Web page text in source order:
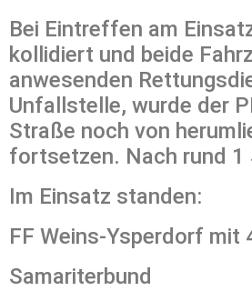
Bei Eintreffen am
kollidiert und beide
anwesenden
Unfallstelle, wurde der
Straße noch von
fortsetzen. Nach rund 1
Im Einsatz standen:
FF Weins-Ysperdorf mit
Samariterbund